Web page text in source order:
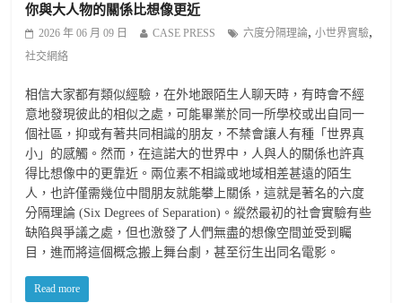
你與大人物的關係比想像更近
2026 年 06 月 09 日 CASE PRESS 六度分隔理論,小世界實驗,
社交網絡
相信大家都有類似經驗，在外地跟陌生人聊天時，有時會不經
意地發現彼此的相似之處，可能畢業於同一所學校或出自同一
個社區，抑或有著共同相識的朋友，不禁會讓人有種「世界真
小」的感觸。然而，在這諾大的世界中，人與人的關係也許真
得比想像中的更靠近。兩位素不相識或地域相差甚遠的陌生
人，也許僅需幾位中間朋友就能攀上關係，這就是著名的六度
分隔理論 (Six Degrees of Separation)。縱然最初的社會實驗有些
缺陷與爭議之處，但也激發了人們無盡的想像空間並受到矚
目，進而將這個概念搬上舞台劇，甚至衍生出同名電影。
Read more